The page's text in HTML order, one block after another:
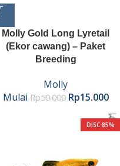
Molly Gold Long Lyretail
(Ekor cawang) – Paket
Breeding
Molly
MulaiRp50.000 Rp15.000
DISC 85%